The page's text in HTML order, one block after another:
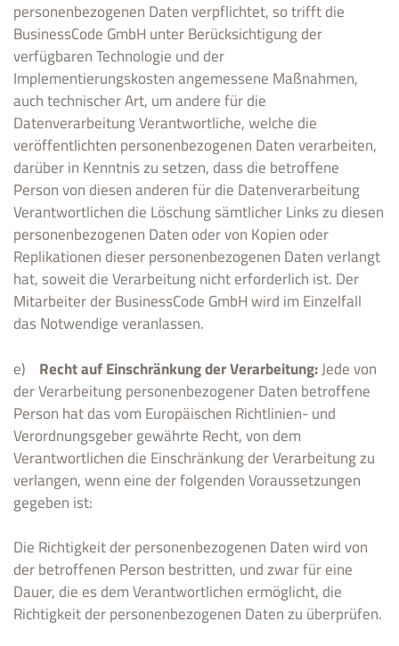
personenbezogenen Daten verpflichtet, so trifft die
BusinessCode GmbH unter Berücksichtigung der
verfügbaren Technologie und der
Implementierungskosten angemessene Maßnahmen,
auch technischer Art, um andere für die
Datenverarbeitung Verantwortliche, welche die
veröffentlichten personenbezogenen Daten verarbeiten,
darüber in Kenntnis zu setzen, dass die betroffene
Person von diesen anderen für die Datenverarbeitung
Verantwortlichen die Löschung sämtlicher Links zu diesen
personenbezogenen Daten oder von Kopien oder
Replikationen dieser personenbezogenen Daten verlangt
hat, soweit die Verarbeitung nicht erforderlich ist. Der
Mitarbeiter der BusinessCode GmbH wird im Einzelfall
das Notwendige veranlassen.
e) Recht auf Einschränkung der Verarbeitung:Jede von
der Verarbeitung personenbezogener Daten betroffene
Person hat das vom Europäischen Richtlinien- und
Verordnungsgeber gewährte Recht, von dem
Verantwortlichen die Einschränkung der Verarbeitung zu
verlangen, wenn eine der folgenden Voraussetzungen
gegeben ist:
Die Richtigkeit der personenbezogenen Daten wird von
der betroffenen Person bestritten, und zwar für eine
Dauer, die es dem Verantwortlichen ermöglicht, die
Richtigkeit der personenbezogenen Daten zu überprüfen.